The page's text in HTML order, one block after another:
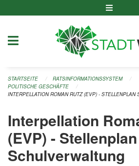
STARTSEITE
RATSINFORMATIONSSYSTEM
POLITISCHE GESCHÄFTE
INTERPELLATION ROMAN RUTZ (EVP) - STELLENPLAN
Interpellation
(EVP) - Stellenplan
Schulverwaltung